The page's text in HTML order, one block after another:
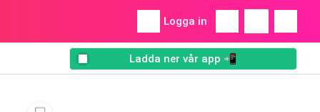
Logga in
Ladda ner vår app 📲